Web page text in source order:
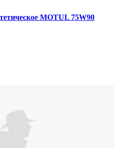
MOTUL 75W90